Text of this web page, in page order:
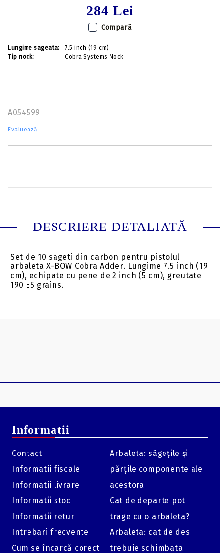
284 Lei
Lungime sageata:
7.5 inch (19 cm)
Tip nock:
Cobra Systems Nock
A054599
Evaluează
Compară
DESCRIERE DETALIATĂ
Set de 10 sageti din carbon pentru pistolul
arbaleta X-BOW Cobra Adder. Lungime 7.5 inch (19
cm), echipate cu pene de 2 inch (5 cm), greutate
190 ±5 grains.
Informatii
Contact
Informatii fiscale
Informatii livrare
Informatii stoc
Informatii retur
Intrebari frecvente
Cum se încarcă corect
Arbaleta: săgețile și
părțile componente ale
acestora
Cat de departe pot
trage cu o arbaleta?
Arbaleta: cat de des
trebuie schimbata